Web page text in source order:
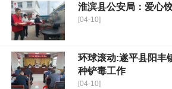
淮滨县公安局：爱心
[04-10]
环球滚动:遂平县阳丰
种铲毒工作
[04-10]